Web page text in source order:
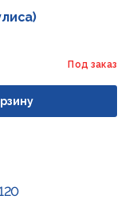
Под заказ
страница